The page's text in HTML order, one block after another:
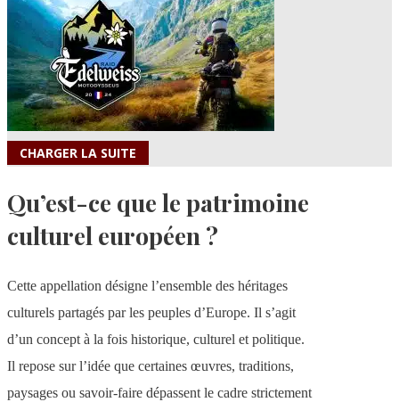
CHARGER LA SUITE
Qu’est-ce que le patrimoine
culturel européen ?
Cette appellation désigne l’ensemble des héritages
culturels partagés par les peuples d’Europe. Il s’agit
d’un concept à la fois historique, culturel et politique.
Il repose sur l’idée que certaines œuvres, traditions,
paysages ou savoir-faire dépassent le cadre strictement